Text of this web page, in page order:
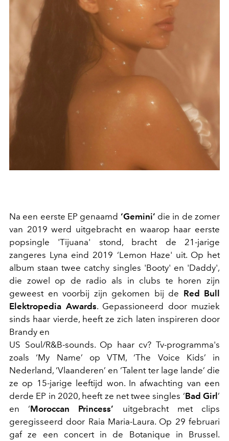
Na een eerste EP genaamd ‘Gemini’ die in de zomer
van 2019 werd uitgebracht en waarop haar eerste
popsingle 'Tijuana' stond, bracht de 21-jarige
zangeres Lyna eind 2019 ‘Lemon Haze' uit. Op het
album staan twee catchy singles 'Booty' en 'Daddy',
die zowel op de radio als in clubs te horen zijn
geweest en voorbij zijn gekomen bij de Red Bull
Elektropedia Awards. Gepassioneerd door muziek
sinds haar vierde, heeft ze zich laten inspireren door
Brandy en
US Soul/R&B-sounds. Op haar cv? Tv-programma's
zoals ‘My Name’ op VTM, ‘The Voice Kids’ in
Nederland, ‘Vlaanderen’ en ‘Talent ter lage lande’ die
ze op 15-jarige leeftijd won. In afwachting van een
derde EP in 2020, heeft ze net twee singles ‘Bad Girl’
en ‘Moroccan Princess’ uitgebracht met clips
geregisseerd door Raia Maria-Laura. Op 29 februari
gaf ze een concert in de Botanique in Brussel.